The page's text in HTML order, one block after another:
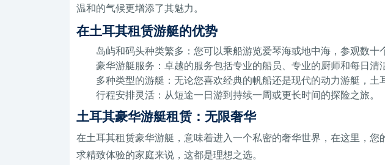
温和的气候更增添了其魅力。
在土耳其租赁游艇的优势
岛屿和码头种类繁多：您可以乘船游览爱琴海或地中海，参观数十
豪华游艇服务：卓越的服务包括专业的船员、专业的厨师和每日清
多种类型的游艇：无论您喜欢经典的帆船还是现代的动力游艇，土
行程安排灵活：从短途一日游到持续一周或更长时间的探险之旅。
土耳其豪华游艇租赁：无限奢华
在土耳其租赁豪华游艇，意味着进入一个私密的奢华世界，在这里，
求精致体验的家庭来说，这都是理想之选。